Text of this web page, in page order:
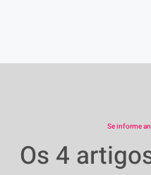
Se informe
Os 4